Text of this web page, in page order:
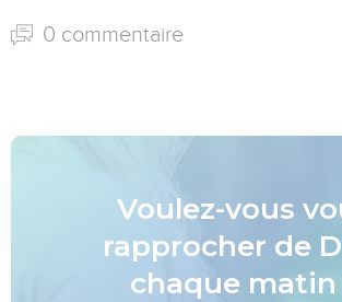
0 commentaire
Voulez-vous
rapprocher de
chaque matin